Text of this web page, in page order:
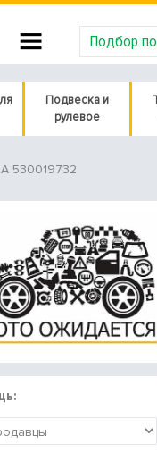
Подбор
Подвеска и
рулевое
530019732